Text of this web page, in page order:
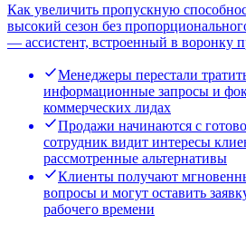
Как увеличить пропускную
высокий сезон без
— ассистент, встроенный в воронку
Менеджеры перестали
информационные запросы и
коммерческих лидах
Продажи начинаются с
сотрудник видит интересы
рассмотренные альтернативы
Клиенты получают
вопросы и могут оставить
рабочего времени